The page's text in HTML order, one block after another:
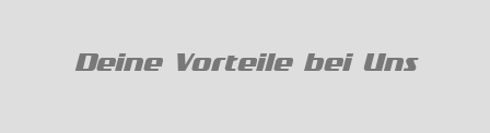
Deine Vorteile bei Uns